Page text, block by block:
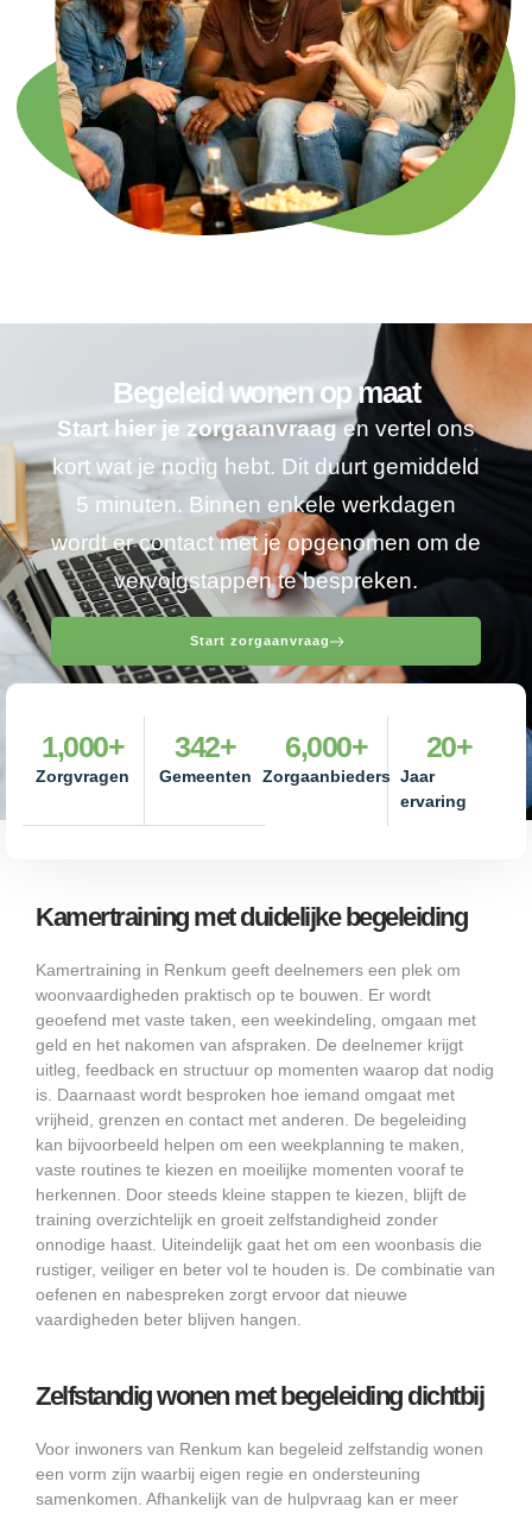
Begeleid wonen op maat
Start hier je zorgaanvraagen vertel ons
kort wat je nodig hebt. Dit duurt gemiddeld
5 minuten. Binnen enkele werkdagen
wordt er contact met je opgenomen om de
vervolgstappen te bespreken.
Start zorgaanvraag
Zorgvragen
1,000+
Gemeenten
342+
Zorgaanbieders
6,000+
Jaar
ervaring
20+
Kamertraining met duidelijke begeleiding
Kamertraining in Renkum geeft deelnemers een plek om
woonvaardigheden praktisch op te bouwen. Er wordt
geoefend met vaste taken, een weekindeling, omgaan met
geld en het nakomen van afspraken. De deelnemer krijgt
uitleg, feedback en structuur op momenten waarop dat nodig
is. Daarnaast wordt besproken hoe iemand omgaat met
vrijheid, grenzen en contact met anderen. De begeleiding
kan bijvoorbeeld helpen om een weekplanning te maken,
vaste routines te kiezen en moeilijke momenten vooraf te
herkennen. Door steeds kleine stappen te kiezen, blijft de
training overzichtelijk en groeit zelfstandigheid zonder
onnodige haast. Uiteindelijk gaat het om een woonbasis die
rustiger, veiliger en beter vol te houden is. De combinatie van
oefenen en nabespreken zorgt ervoor dat nieuwe
vaardigheden beter blijven hangen.
Zelfstandig wonen met begeleiding dichtbij
Voor inwoners van Renkum kan begeleid zelfstandig wonen
een vorm zijn waarbij eigen regie en ondersteuning
samenkomen. Afhankelijk van de hulpvraag kan er meer